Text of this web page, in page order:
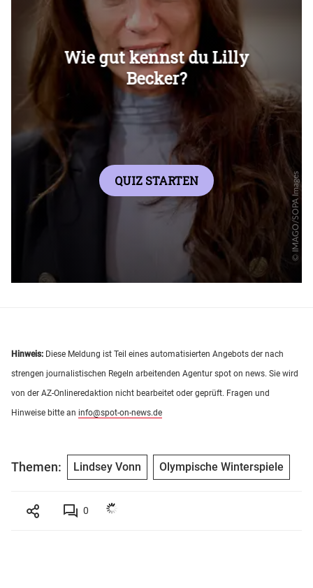
Überspringen
Hinweis: Diese Meldung ist Teil eines automatisierten Angebots der nach
strengen journalistischen Regeln arbeitenden Agentur spot on news. Sie wird
von der AZ-Onlineredaktion nicht bearbeitet oder geprüft. Fragen und
Hinweise bitte an info@spot-on-news.de
Themen: Lindsey Vonn Olympische Winterspiele
0